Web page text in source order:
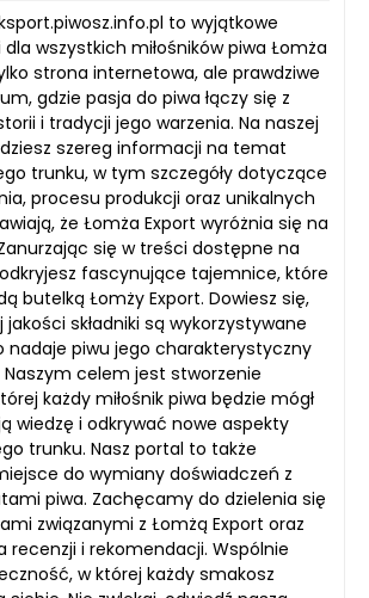
to wyjątkowe
wszystkich miłośników piwa Łomża
strona internetowa, ale prawdziwe
gdzie pasja do piwa łączy się z
i tradycji jego warzenia. Na naszej
szereg informacji na temat
trunku, w tym szczegóły dotyczące
procesu produkcji oraz unikalnych
że Łomża Export wyróżnia się na
się w treści dostępne na
fascynujące tajemnice, które
butelką Łomży Export. Dowiesz się,
jakości składniki są wykorzystywane
nadaje piwu jego charakterystyczny
celem jest stworzenie
każdy miłośnik piwa będzie mógł
wiedzę i odkrywać nowe aspekty
trunku. Nasz portal to także
do wymiany doświadczeń z
piwa. Zachęcamy do dzielenia się
związanymi z Łomżą Export oraz
recenzji i rekomendacji. Wspólnie
w której każdy smakosz